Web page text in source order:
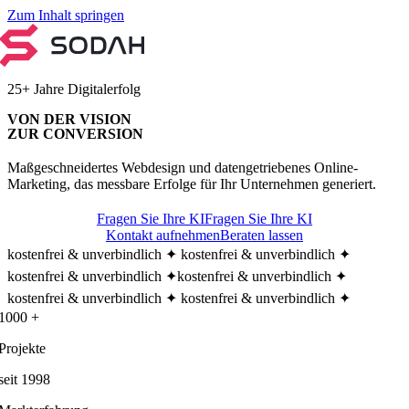
Zum Inhalt springen
25+ Jahre Digitalerfolg
VON DER VISION
ZUR CONVERSION
Maßgeschneidertes Webdesign und datengetriebenes Online-
Marketing, das messbare Erfolge für Ihr Unternehmen generiert.
Fragen Sie Ihre KIFragen Sie Ihre KI
Kontakt aufnehmenBeraten lassen
kostenfrei & unverbindlich ✦ kostenfrei & unverbindlich ✦
kostenfrei & unverbindlich ✦kostenfrei & unverbindlich ✦
kostenfrei & unverbindlich ✦ kostenfrei & unverbindlich ✦
+
1998
✦